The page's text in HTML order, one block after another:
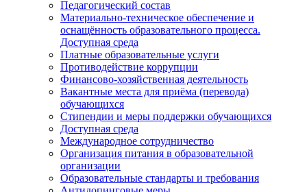
Педагогический состав
Материально-техническое обеспечение и
оснащённость образовательного процесса.
Доступная среда
Платные образовательные услуги
Противодействие коррупции
Финансово-хозяйственная деятельность
Вакантные места для приёма (перевода)
обучающихся
Стипендии и меры поддержки обучающихся
Доступная среда
Международное сотрудничество
Организация питания в образовательной
организации
Образовательные стандарты и требования